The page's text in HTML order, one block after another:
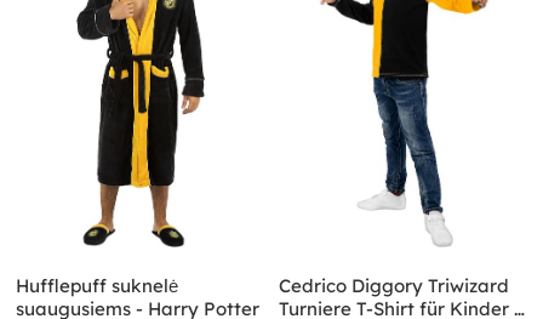
Hufflepuff suknelė
suaugusiems - Harry Potter
Cedrico Diggory Triwizard
Turniere T-Shirt für Kinder –